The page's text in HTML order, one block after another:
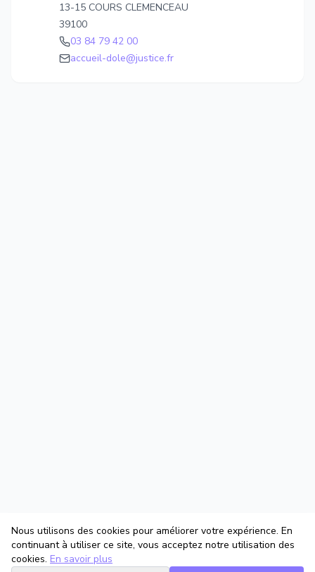
13-15 COURS CLEMENCEAU
39100
03 84 79 42 00
accueil-dole@justice.fr
Nous utilisons des cookies pour améliorer votre expérience. En
continuant à utiliser ce site, vous acceptez notre utilisation des
cookies. En savoir plus